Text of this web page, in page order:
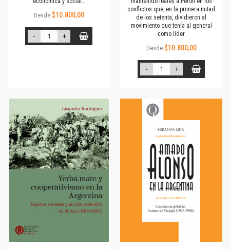
Desde $10.800,00
- +
conflictos que, en la primera mitad
de los setenta, dividieron al
movimiento que tenía al general
como líder
Desde $10.800,00
- +